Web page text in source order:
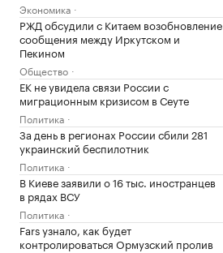
Экономика
РЖД обсудили с Китаем возобновление
сообщения между Иркутском и
Пекином
Общество
ЕК не увидела связи России с
миграционным кризисом в Сеуте
Политика
За день в регионах России сбили 281
украинский беспилотник
Политика
В Киеве заявили о 16 тыс. иностранцев
в рядах ВСУ
Политика
Fars узнало, как будет
контролироваться Ормузский пролив